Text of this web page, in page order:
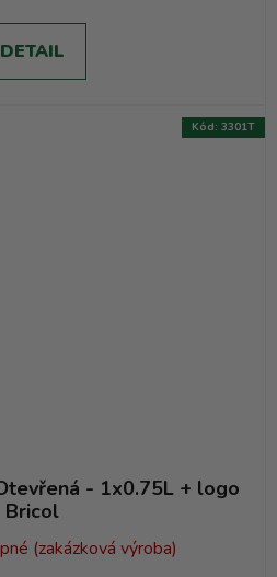
DETAIL
- 1x0.75L + logo
Bricol
(zakázková výroba)
Kód: 3301T